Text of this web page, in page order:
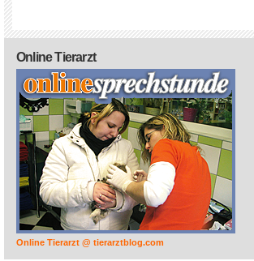
Online Tierarzt
Online Tierarzt @ tierarztblog.com